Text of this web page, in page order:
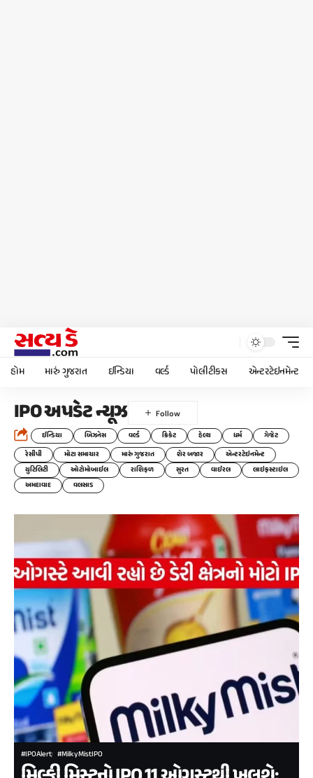
હોમ મારું ગુજરાત ઈન્ડિયા વર્લ્ડ પોલીટીકસ એન્ટરટેઇનમેન્ટ
IPO અપડેટ ન્યૂઝ
ઈન્ડિયા બિઝનેસ વર્લ્ડ ક્રિકેટ હેલ્થ ધર્મ
ગેજેટ
રેસીપી
મોટા સમાચાર મારું ગુજરાત શેર બજાર
એન્ટરટેઇનમેન્ટ
યુટિલિટી
ઓટોમોબાઈલ રાશિફળ સુરત વાઈરલ
લાઇફસ્ટાઇલ
અમદાવાદ
વલસાડ
#IPOAlert #MilkyMistIPO